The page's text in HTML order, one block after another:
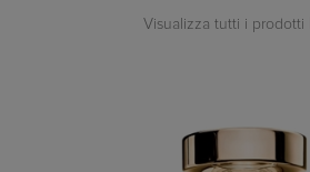
Visualizza tutti i prodotti